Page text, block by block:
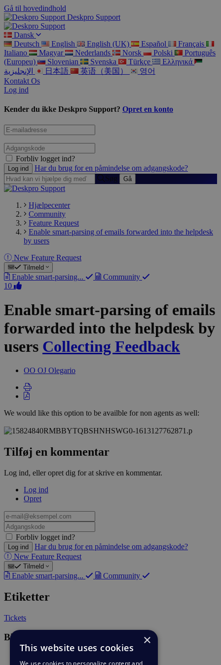
Gå til hovedindhold
Deskpro Support
Dansk
Deutsch
English English (UK) Español
Français
Italiano
Magyar Nederlands Norsk Polski
Português
(Europeu)
Slovenian Svenska Türkçe
Ελληνικά
الإنجليزية
日本語 英语（美国）
영어
Kontakt Os
Log ind
Kender du ikke Deskpro Support? Opret en konto
Forbliv logget ind?
Har du brug for en påmindelse om adgangskode?
Søg
Hjælpecenter
Community
Feature Request
Enable smart-parsing of emails forwarded into the helpdesk
by users
New Feature Request
Tilmeld
Enable smart-parsing...
Community
10
Enable smart-parsing of emails
forwarded into the helpdesk by
users Collecting Feedback
OO OJ Olegario
We would like this option to be availble for non agents as well:
Tilføj en kommentar
Log ind, eller opret dig for at skrive en kommentar.
Log ind
Opret
e-
mail@eksempel.com
Adgangskode
Forbliv logget ind?
Log ind
Har du brug for en påmindelse om adgangskode?
New Feature Request
Tilmeld
Enable smart-parsing... Community
Etiketter
Tickets
Bilag ×
This website uses cookies
We use cookies to personalize content and